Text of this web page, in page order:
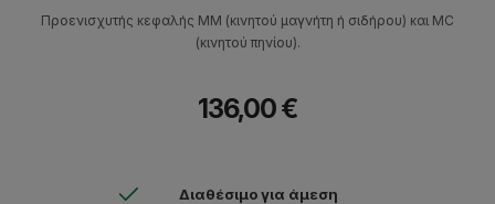
Προενισχυτής κεφαλής MM (κινητού μαγνήτη ή σιδήρου) και MC
(κινητού πηνίου).
136,00 €
Διαθέσιμο για άμεση